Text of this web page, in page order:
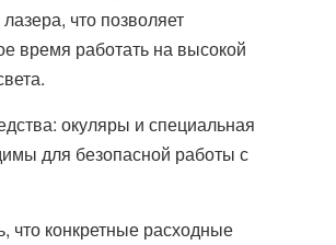
что позволяет
время работать на высокой
окуляры и специальная
для безопасной работы с
что конкретные расходные